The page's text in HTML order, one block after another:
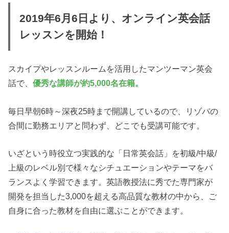
2019年6月6日より、オンライン英会話
レッスンを開始！
スカイプやレッスンルームを活用したマンツーマン英会
話で、優秀な講師が約5,000名在籍。
毎日早朝6時～深夜25時まで開講しているので、リゾバの
合間に勤務エリアと問わず、どこでも受講可能です。
いざという時役立つ実践的な「日常英会話」を初級/中級/
上級のレベル別で様々なシチュエーションやテーマをバ
ランスよく学習できます。英語教授法に秀でた専門家が
開発を担当した3,000を超える高品質な教材の中から、ご
自身に合った教材を自由に選ぶことができます。